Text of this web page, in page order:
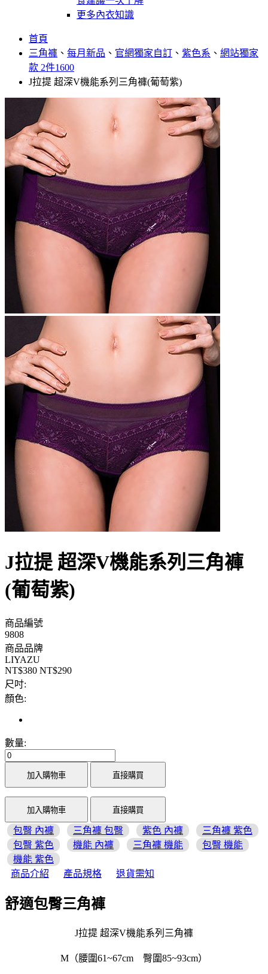
更多內衣知識
首頁
三角褲 、 每月新品 、 官網獨家自訂 、 紫色系 、 網站獨家
款 2件1600
J拉提 超深V機能系列三角褲(葡萄紫)
J拉提 超深V機能系列三角褲
(葡萄紫)
商品編號
9808
商品品牌
LIYAZU
NT$380 NT$290
尺吋:
顏色:
數量:
加入購物車 直接購買
加入購物車 直接購買
包臀 內褲 三角褲 包臀 紫色 內褲
三角褲 紫色
包臀 紫色
機能 內褲 三角褲 機能
包臀 機能
機能 紫色
商品介紹
產品規格 退貨需知
舒適包臀三角褲
J拉提 超深V機能系列三角褲
M（腰圍61~67cm 臀圍85~93cm）